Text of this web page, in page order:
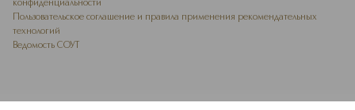
конфиденциальности
Пользовательское соглашение и правила применения рекомендательных
технологий
Ведомость СОУТ